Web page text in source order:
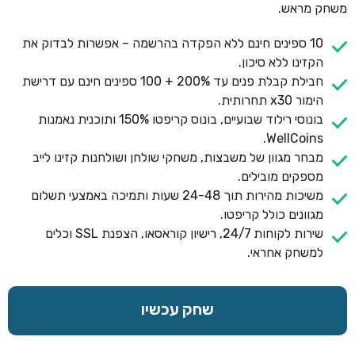
משחק מראש.
10 ספינים חינם ללא הפקדה בהרשמה – אפשרות לבדוק את
הקזינו ללא סיכון.
חבילת קבלת פנים עד 200% + 100 ספינים חינם עם דרישת
הימור x30 תחרותית.
בונוסי רילוד שבועיים, בונוס קריפטו 150% ותוכנית נאמנות
WellCoins.
מבחר מגוון של משבצות, משחקי שולחן ושולחנות קזינו לייב
מספקים מובילים.
משיכות מהירות תוך 24-48 שעות ותמיכה באמצעי תשלום
מגוונים כולל קריפטו.
שירות לקוחות 24/7, רישיון קוראסאו, הצפנת SSL וכלים
למשחק אחראי.
שחק עכשיו